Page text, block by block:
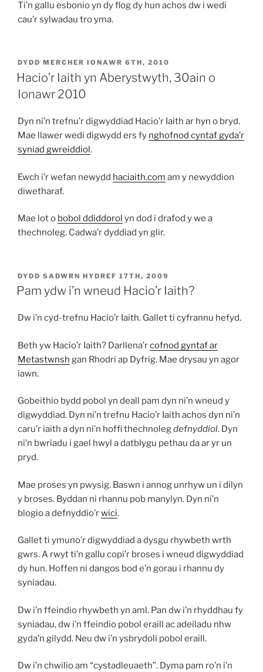
Ti’n gallu esbonio yn dy flog dy hun achos dw i wedi
cau’r sylwadau tro yma.
COFNODWYD
AR
DYDD MERCHER IONAWR 6TH, 2010
Hacio’r Iaith yn Aberystwyth, 30ain o
Ionawr 2010
Dyn ni’n trefnu’r digwyddiad Hacio’r Iaith ar hyn o bryd.
Mae llawer wedi digwydd ers fy nghofnod cyntaf gyda’r
syniad gwreiddiol.
Ewch i’r wefan newydd haciaith.com am y newyddion
diwetharaf.
Mae lot o bobol ddiddorol yn dod i drafod y we a
thechnoleg. Cadwa’r dyddiad yn glir.
COFNODWYD
AR
DYDD SADWRN HYDREF 17TH, 2009
Pam ydw i’n wneud Hacio’r Iaith?
Dw i’n cyd-trefnu Hacio’r Iaith. Gallet ti cyfrannu hefyd.
Beth yw Hacio’r Iaith? Darllena’rcofnod gyntaf ar
Metastwnsh gan Rhodri ap Dyfrig. Mae drysau yn agor
iawn.
Gobeithio bydd pobol yn deall pam dyn ni’n wneud y
digwyddiad. Dyn ni’n trefnu Hacio’r Iaith achos dyn ni’n
caru’r iaith a dyn ni’n hoffi thechnolegdefnyddiol. Dyn
ni’n bwriadu i gael hwyl a datblygu pethau da ar yr un
pryd.
Mae proses yn pwysig. Baswn i annog unrhyw un i dilyn
y broses. Byddan ni rhannu pob manylyn. Dyn ni’n
blogio a defnyddio’rwici.
Gallet ti ymuno’r digwyddiad a dysgu rhywbeth wrth
gwrs. A rwyt ti’n gallu copi’r broses i wneud digwyddiad
dy hun. Hoffen ni dangos bod e’n gorau i rhannu dy
syniadau.
Dw i’n ffeindio rhywbeth yn aml. Pan dw i’n rhyddhau fy
syniadau, dw i’n ffeindio pobol eraill ac adeiladu nhw
gyda’n gilydd. Neu dw i’n ysbrydoli pobol eraill.
Dw i’n chwilio am “cystadleuaeth”. Dyma pam ro’n i’n